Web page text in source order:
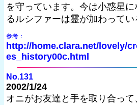
を守っています。今は小惑星に
るルシファーは霊が加わってい
参考：
http://home.clara.net/lovely/
es_history00c.html
No.131
2002/1/24
オニがお友達と手を取り合って